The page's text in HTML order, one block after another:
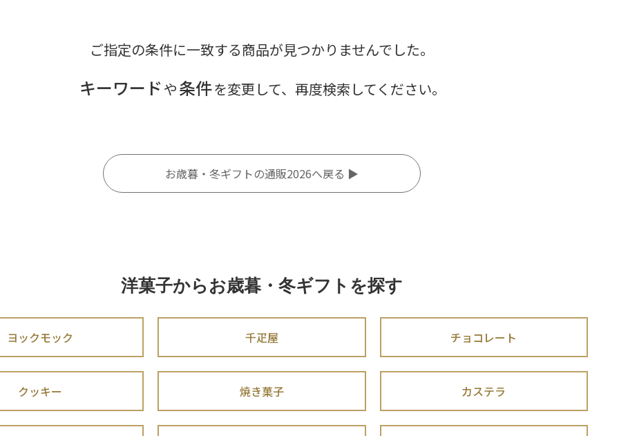
ご指定の条件に一致する商品が見つかりませんでした。
キーワードや条件を変更して、再度検索してください。
お歳暮・冬ギフトの通販2026へ戻る ▶
洋菓子からお歳暮・冬ギフトを探す
ヨックモック 千疋屋 チョコレート
クッキー 焼き菓子 カステラ